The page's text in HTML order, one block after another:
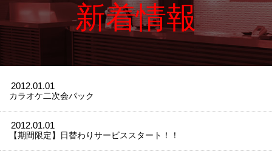
新着情報
2012.01.01
カラオケ二次会パック
2012.01.01
【期間限定】日替わりサービススタート！！